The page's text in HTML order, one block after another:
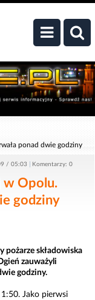
ponad dwie godziny
/ 05:03 Komentarzy: 0
w Opolu.
godziny
pożarze składowiska
zauważyli
godziny.
1:50. Jako pierwsi